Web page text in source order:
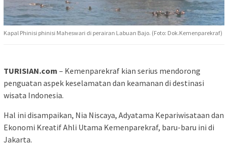
Kapal Phinisi phinisi Maheswari di perairan Labuan Bajo. (Foto: Dok.Kemenparekraf)
TURISIAN.com – Kemenparekraf kian serius mendorong
penguatan aspek keselamatan dan keamanan di destinasi
wisata Indonesia.
Hal ini disampaikan, Nia Niscaya, Adyatama Kepariwisataan dan
Ekonomi Kreatif Ahli Utama Kemenparekraf, baru-baru ini di
Jakarta.